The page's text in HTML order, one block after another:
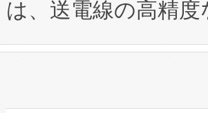
に関する技術移転
構造化トレーニン
上げおよび商用化
設備整備および立
定、統合、導入、
安全性を追跡し、
増加しているデー
る電力網に大きな
は、送電線の高精
や穀物倉庫におけ
リューション「
したAvia 2は、